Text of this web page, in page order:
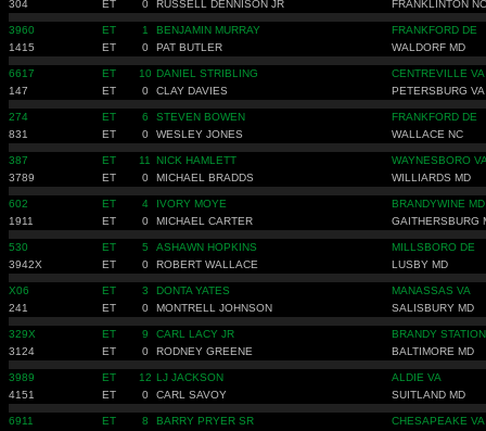
304
ET 0 RUSSELL DENNISON JR FRANKLINTON NC
3960 ET 1 BENJAMIN MURRAY
FRANKFORD DE
1415
ET 0 PAT BUTLER WALDORF MD
6617 ET 10 DANIEL STRIBLING
CENTREVILLE VA
147
ET 0 CLAY DAVIES PETERSBURG VA
274 ET 6 STEVEN BOWEN
FRANKFORD DE
831
ET 0 WESLEY JONES WALLACE NC
387 ET 11 NICK HAMLETT
WAYNESBORO
3789
ET 0 MICHAEL BRADDS WILLIARDS MD
602 ET 4 IVORY MOYE
BRANDYWINE MD
1911
ET 0 MICHAEL CARTER GAITHERSBURG
530 ET 5 ASHAWN HOPKINS
MILLSBORO DE
3942X
ET 0 ROBERT WALLACE LUSBY MD
X06 ET 3 DONTA YATES
MANASSAS VA
241
ET 0 MONTRELL JOHNSON SALISBURY MD
329X ET 9 CARL LACY JR
BRANDY
3124
ET 0 RODNEY GREENE BALTIMORE MD
3989 ET 12 LJ JACKSON
ALDIE VA
4151
ET 0 CARL SAVOY SUITLAND MD
6911 ET 8 BARRY PRYER SR
CHESAPEAKE VA